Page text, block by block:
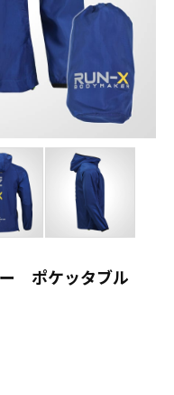
ポケッタブル